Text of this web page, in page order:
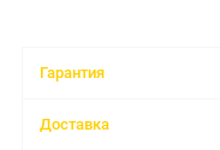
Гарантия
Доставка